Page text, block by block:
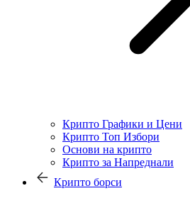
Крипто Графики и Цени
Крипто Топ Избори
Основи на крипто
Крипто за Напреднали
Крипто борси